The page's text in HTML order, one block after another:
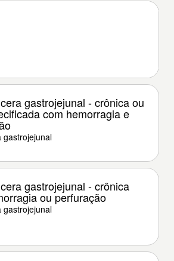
gastrojejunal - crônica ou
com hemorragia e
gastrojejunal
gastrojejunal - crônica
ou perfuração
gastrojejunal